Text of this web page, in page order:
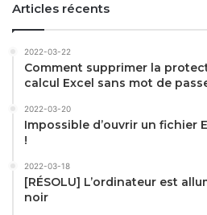
Articles récents
2022-03-22
Comment supprimer la
calcul Excel sans mot de
2022-03-20
Impossible d’ouvrir un fichier
!
2022-03-18
[RÉSOLU] L’ordinateur est
noir